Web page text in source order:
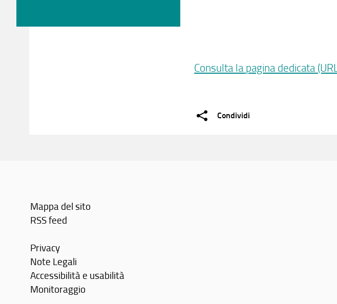
Consulta la pagina dedicata
Condividi
Mappa del sito
RSS feed
Privacy
Note Legali
Accessibilità e usabilità
Monitoraggio